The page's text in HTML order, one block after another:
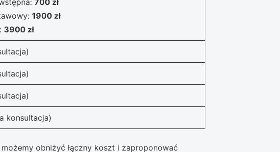
1900 zł
3900 zł
konsultacja)
obniżyć łączny koszt i zaproponować